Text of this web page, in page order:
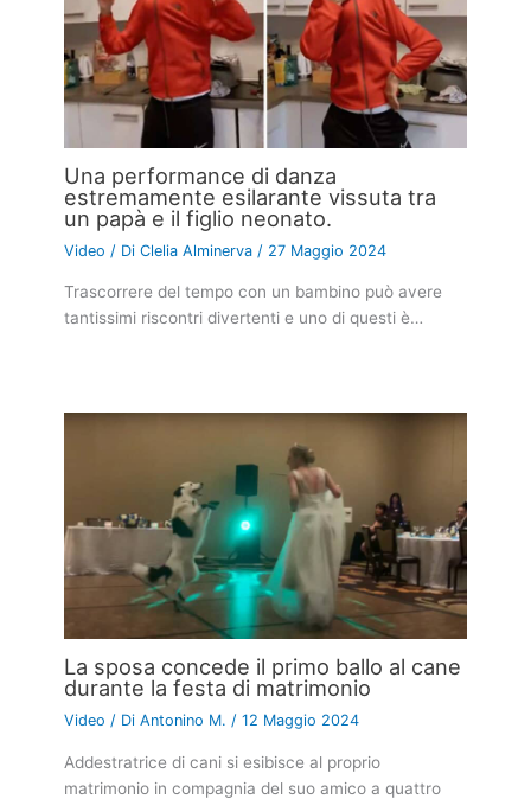
Una performance di danza
estremamente esilarante vissuta tra
un papà e il figlio neonato.
Video / DiClelia Alminerva / 27 Maggio 2024
Trascorrere del tempo con un bambino può avere
tantissimi riscontri divertenti e uno di questi è…
La sposa concede il primo ballo al cane
durante la festa di matrimonio
Video / DiAntonino M. /12 Maggio 2024
Addestratrice di cani si esibisce al proprio
matrimonio in compagnia del suo amico a quattro